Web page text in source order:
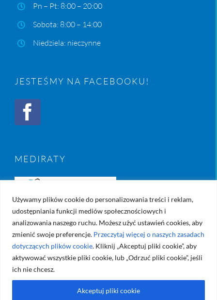
Używamy plików cookie do personalizowania treści i reklam,
udostępniania funkcji mediów społecznościowych i
analizowania naszego ruchu. Możesz użyć ustawień cookies, aby
zmienić swoje preferencje. Przeczytaj więcej o naszych zasadach
dotyczących plików cookie. Kliknij „Akceptuj pliki cookie”, aby
aktywować wszystkie pliki cookie, lub „Odrzuć pliki cookie”, jeśli
ich nie chcesz.
Akceptuj pliki cookie
Pn – Pt: 8:00 – 20:00
Sobota: 8:00 – 14:00
Niedziela: nieczynne
JESTEŚMY NA FACEBOOKU!
MEDIRATY
2026 | Created byDiamond Studio